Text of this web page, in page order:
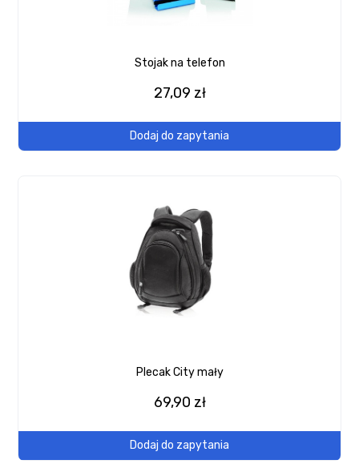
Stojak na telefon
27,09 zł
Dodaj do zapytania
Plecak City mały
69,90 zł
Dodaj do zapytania